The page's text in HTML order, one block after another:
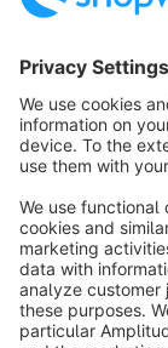
Terms &
Notice: * All